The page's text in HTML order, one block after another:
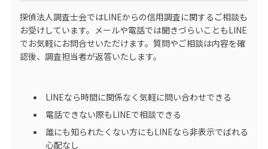
探偵法人調査士会ではLINEからの信用調査に関するご相談も
お受けしています。メールや電話では聞きづらいこともLINE
でお気軽にお問合せいただけます。質問やご相談は内容を確
認後、調査担当者が返答いたします。
LINEなら時間に関係なく気軽に問い合わせできる
電話できない際もLINEで相談できる
誰にも知られたくない方にもLINEなら非表示でばれる
心配なし